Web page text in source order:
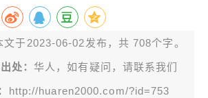
文于2023-06-02发布，共 708个字。
处： 华人，如有疑问，请联系我们
http://huaren2000.com/?id=753